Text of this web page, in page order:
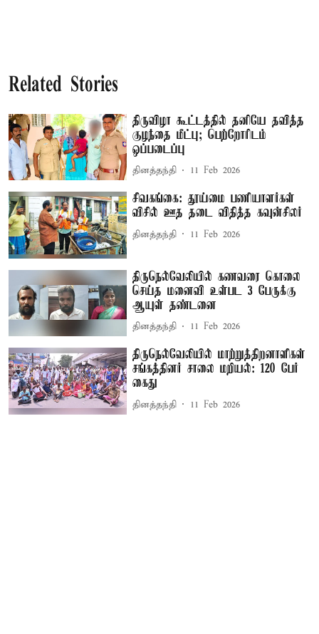
Related Stories
திருவிழா கூட்டத்தில் தனியே தவித்த
குழந்தை மீட்பு; பெற்றோரிடம்
ஒப்படைப்பு
தினத்தந்தி 11 Feb 2026
சிவகங்கை: தூய்மை பணியாளர்கள்
விசில் ஊத தடை விதித்த கவுன்சிலர்
தினத்தந்தி 11 Feb 2026
திருநெல்வேலியில் கணவரை கொலை
செய்த மனைவி உள்பட 3 பேருக்கு
ஆயுள் தண்டனை
தினத்தந்தி 11 Feb 2026
திருநெல்வேலியில் மாற்றுத்திறனாளிகள்
சங்கத்தினர் சாலை மறியல்: 120 பேர்
கைது
தினத்தந்தி 11 Feb 2026